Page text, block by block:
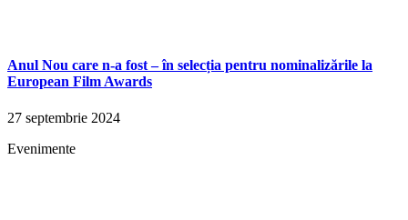
Anul Nou care n-a fost – în selecția pentru nominalizările la
European Film Awards
27 septembrie 2024
Evenimente